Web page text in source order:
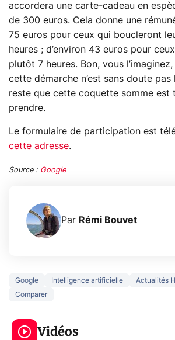
accordera une carte-cadeau en
de 300 euros. Cela donne une
75 euros pour ceux qui boucleront
heures ; d’environ 43 euros pour
plutôt 7 heures. Bon, vous
cette démarche n’est sans doute pas
reste que cette coquette somme est
prendre.
Le formulaire de participation est
cette adresse.
Source : Google
Par Rémi Bouvet
Google Intelligence artificielle
Actualités
Comparer
Vidéos
3 écrans en 1 pour
319€ ? Voici L'AOC
CQ32G4ZA !